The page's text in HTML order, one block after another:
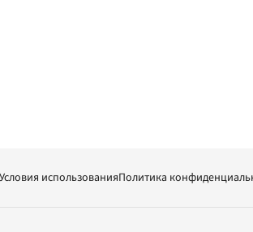
Условия использованияПолитика